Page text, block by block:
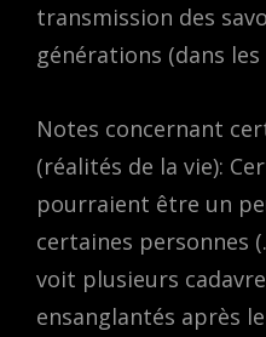
transmission des
générations (dans les
Notes concernant
(réalités de la vie):
pourraient être un
certaines personnes
voit plusieurs
ensanglantés après